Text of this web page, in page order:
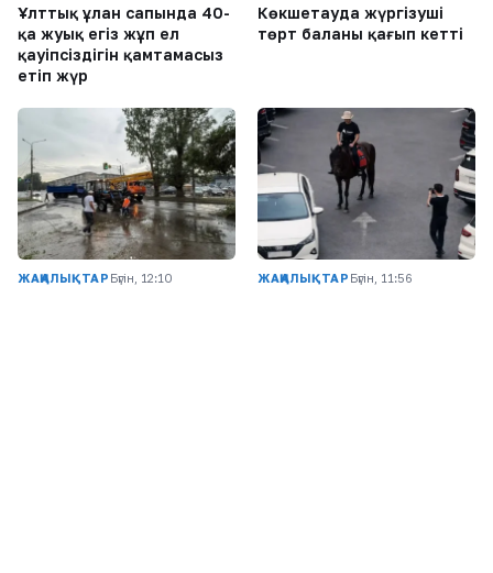
Ұлттық ұлан сапында 40-
қа жуық егіз жұп ел
қауіпсіздігін қамтамасыз
етіп жүр
Көкшетауда жүргізуші
төрт баланы қағып кетті
ЖАҢАЛЫҚТАР Бүгін, 12:10 ЖАҢАЛЫҚТАР Бүгін, 11:56